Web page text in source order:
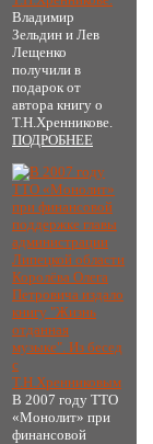
Владимир
Зельдин и Лев
Лещенко
получили в
подарок от
автора книгу о
Т.Н.Хренникове.
ПОДРОБНЕЕ
В 2007 году ТТО
«Монолит» при
финансовой